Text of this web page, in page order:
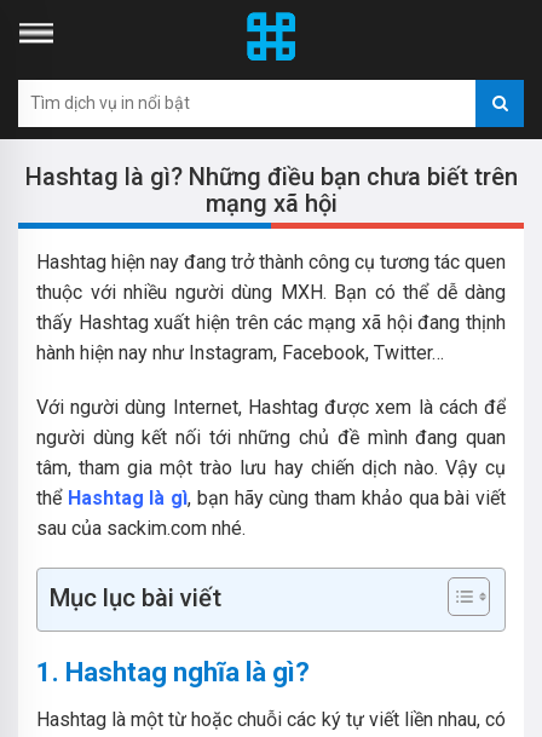
Hashtag là gì? Những điều bạn chưa biết trên
mạng xã hội
Hashtag hiện nay đang trở thành công cụ tương tác quen
thuộc với nhiều người dùng MXH. Bạn có thể dễ dàng
thấy Hashtag xuất hiện trên các mạng xã hội đang thịnh
hành hiện nay như Instagram, Facebook, Twitter…
Với người dùng Internet, Hashtag được xem là cách để
người dùng kết nối tới những chủ đề mình đang quan
tâm, tham gia một trào lưu hay chiến dịch nào. Vậy cụ
thể Hashtag là gì, bạn hãy cùng tham khảo qua bài viết
sau của sackim.com nhé.
Mục lục bài viết
1. Hashtag nghĩa là gì?
Hashtag là một từ hoặc chuỗi các ký tự viết liền nhau, có